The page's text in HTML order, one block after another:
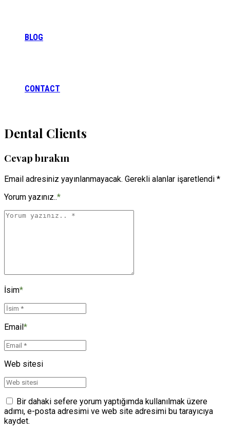
BLOG
CONTACT
Dental Clients
Cevap bırakın
Email adresiniz yayınlanmayacak. Gerekli alanlar işaretlendi *
Yorum yazınız..*
İsim*
Email*
Web sitesi
Bir dahaki sefere yorum yaptığımda kullanılmak üzere
adımı, e-posta adresimi ve web site adresimi bu tarayıcıya
kaydet.